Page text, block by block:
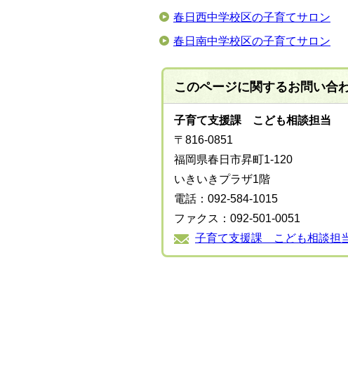
春日西中学校区の子育てサロン
春日南中学校区の子育てサロン
このページに関するお問い合
子育て支援課 こども相談担当
〒816-0851
福岡県春日市昇町1-120
いきいきプラザ1階
電話：092-584-1015
ファクス：092-501-0051
子育て支援課 こども相談担